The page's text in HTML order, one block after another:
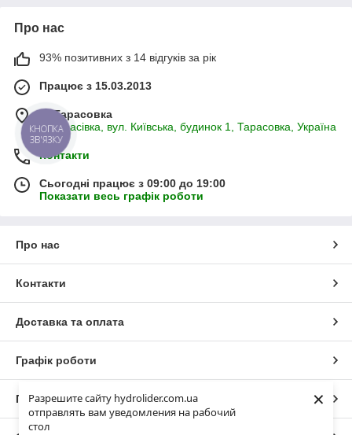
Разрешите сайту hydrolider.com.ua
отправлять вам уведомления на рабочий
стол
×
Про нас
93% позитивних з 14 відгуків за рік
Працює з 15.03.2013
м. Тарасовка
с. Тарасівка, вул. Київська, будинок 1, Тарасовка, Україна
Контакти
Сьогодні працює з 09:00 до 19:00
Показати весь графік роботи
Про нас
Контакти
Доставка та оплата
Графік роботи
Повна версія сайту
КНОПКА
ЗВ'ЯЗКУ